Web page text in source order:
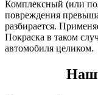
Комплексный (или
повреждения
разбирается.
Покраска в таком
автомобиля целиком.